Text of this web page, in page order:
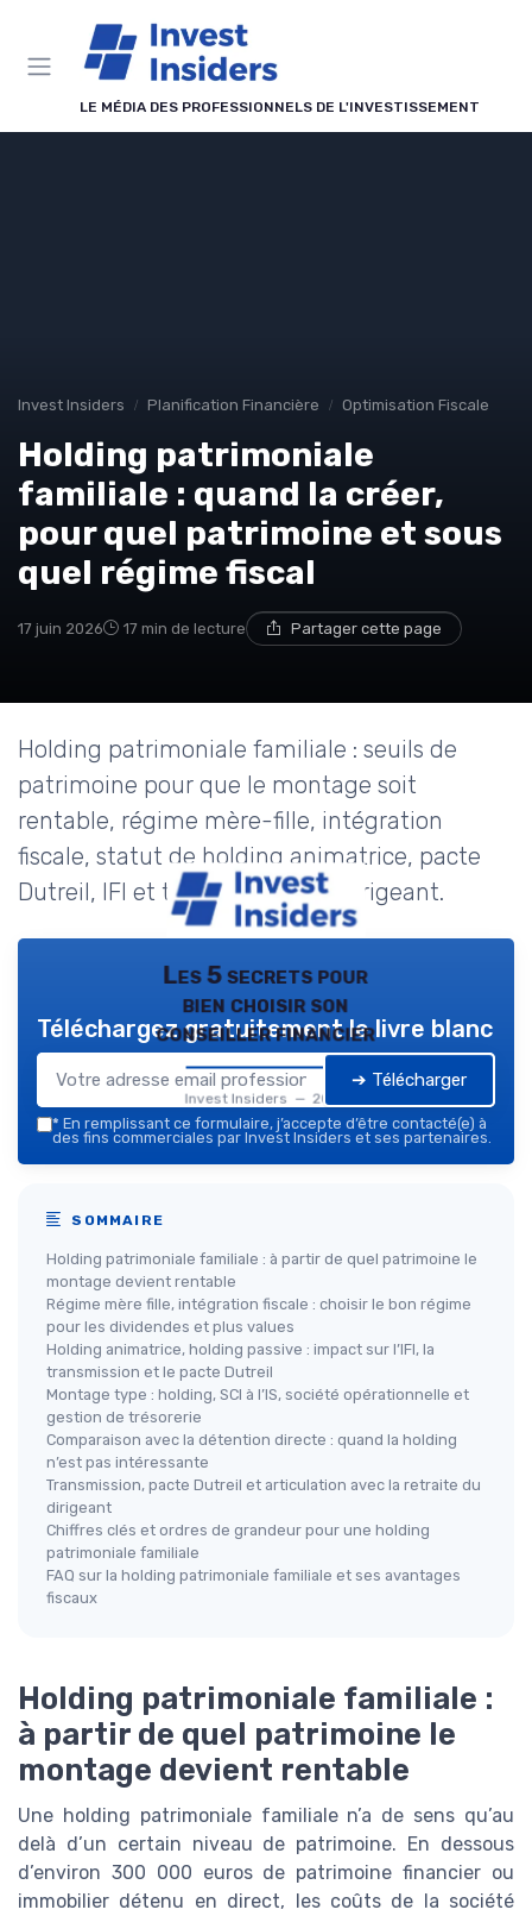
LE MÉDIA DES PROFESSIONNELS DE L'INVESTISSEMENT
Invest Insiders Planification Financière Optimisation Fiscale
Holding patrimoniale
familiale : quand la créer,
pour quel patrimoine et sous
quel régime fiscal
17 juin 2026 17 min de lecture Partager cette page
Holding patrimoniale familiale : seuils de
patrimoine pour que le montage soit
rentable, régime mère-fille, intégration
fiscale, statut de holding animatrice, pacte
Dutreil, IFI et transmission du dirigeant.
Les 5 secrets pour
bien choisir son
conseiller financier
Invest Insiders — 2026
Téléchargez gratuitement le livre blanc
➔ Télécharger
* En remplissant ce formulaire, j’accepte d’être contacté(e) à
des fins commerciales par Invest Insiders et ses partenaires.
SOMMAIRE
Holding patrimoniale familiale : à partir de quel patrimoine le
montage devient rentable
Régime mère fille, intégration fiscale : choisir le bon régime
pour les dividendes et plus values
Holding animatrice, holding passive : impact sur l’IFI, la
transmission et le pacte Dutreil
Montage type : holding, SCI à l’IS, société opérationnelle et
gestion de trésorerie
Comparaison avec la détention directe : quand la holding
n’est pas intéressante
Transmission, pacte Dutreil et articulation avec la retraite du
dirigeant
Chiffres clés et ordres de grandeur pour une holding
patrimoniale familiale
FAQ sur la holding patrimoniale familiale et ses avantages
fiscaux
Holding patrimoniale familiale :
à partir de quel patrimoine le
montage devient rentable
Une holding patrimoniale familiale n’a de sens qu’au
delà d’un certain niveau de patrimoine. En dessous
d’environ 300 000 euros de patrimoine financier ou
immobilier détenu en direct, les coûts de la société